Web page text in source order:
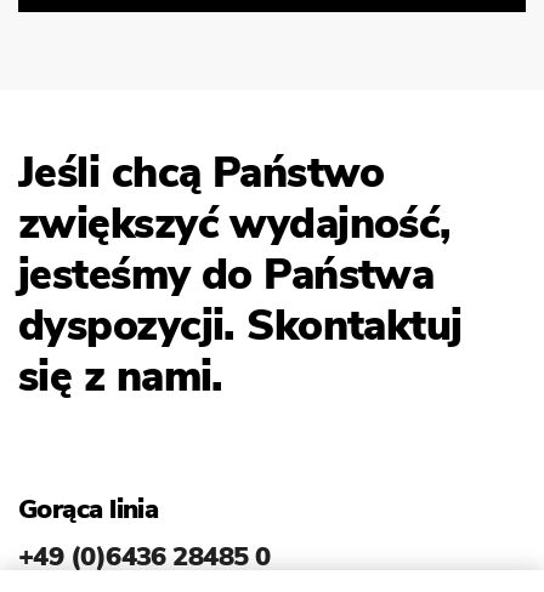
Jeśli chcą Państwo
zwiększyć wydajność,
jesteśmy do Państwa
dyspozycji. Skontaktuj
się z nami.
Gorąca linia
+49 (0)6436 28485 0